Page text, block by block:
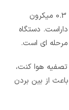
این فیلتر قابلیت جدا سازی %99 ذرات بزگ تر از 0.3 میکرون
دستگاه
تصفیه هوا کنت،
کوچکتر از 2.5 میکرون باعث از بین بردن